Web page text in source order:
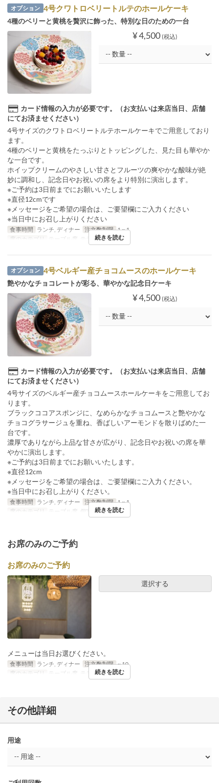
オプション 4号クワトロベリートルテのホールケーキ
4種のベリーと黄桃を贅沢に飾った、特別な日のための一台
¥ 4,500 (税込)
カード情報の入力が必要です。（お支払いは来店当日、店舗
にてお済ませください）
4号サイズのクワトロベリートルテホールケーキでご用意しており
ます。
4種のベリーと黄桃をたっぷりとトッピングした、見た目も華やか
な一台です。
ホイップクリームのやさしい甘さとフルーツの爽やかな酸味が絶
妙に調和し、記念日やお祝いの席をより特別に演出します。
※ご予約は3日前までにお願いいたします
※直径12cmです
※メッセージをご希望の場合は、ご要望欄にご入力ください
※当日中にお召し上がりください
食事時間 ランチ, ディナー 注文数制限 1 ~ 1
席のカテゴリ
テーブル席, テラス, 個室
続きを読む
オプション 4号ベルギー産チョコムースのホールケーキ
艶やかなチョコレートが彩る、華やかな記念日ケーキ
¥ 4,500 (税込)
カード情報の入力が必要です。（お支払いは来店当日、店舗
にてお済ませください）
4号サイズのベルギー産チョコムースホールケーキをご用意してお
ります。
ブラックココアスポンジに、なめらかなチョコムースと艶やかな
チョコグラサージュを重ね、香ばしいアーモンドを散りばめた一
台です。
濃厚でありながら上品な甘さが広がり、記念日やお祝いの席を華
やかに演出します。
※ご予約は3日前までにお願いいたします。
※直径12cm
※メッセージをご希望の場合は、ご要望欄にご入力ください。
※当日中にお召し上がりください。
食事時間 ランチ, ディナー 注文数制限 1 ~ 1
席のカテゴリ
テーブル席, 個室, テラス
続きを読む
お席のみのご予約
お席のみのご予約
選択する
メニューは当日お選びください。
食事時間 ランチ, ディナー 注文数制限 ~ 10
席のカテゴリ
テーブル席, テラス続きを読む
その他詳細
用途